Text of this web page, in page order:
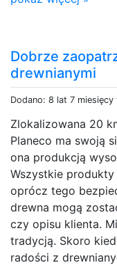
Dobrze
drewnianymi
Dodano: 8 lat 7 miesięcy
Zlokalizowana 20
Planeco ma swoją
ona produkcją
Wszystkie
oprócz tego
drewna mogą
czy opisu klienta.
tradycją. Skoro
radości z